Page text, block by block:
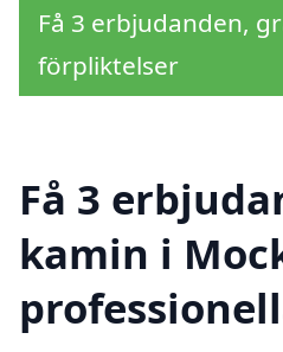
Få 3 erbjudanden,
förpliktelser
Få 3
kamin i